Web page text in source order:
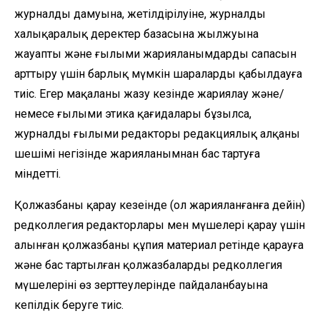
журналдың дамуына, жетілдірілуіне, журналдың
халықаралық деректер базасына жылжуына
жауапты және ғылыми жарияланымдардың сапасын
арттыру үшін барлық мүмкін шараларды қабылдауға
тиіс. Егер мақаланы жазу кезінде жариялау және/
немесе ғылыми этика қағидалары бұзылса,
журналдың ғылыми редакторы редакциялық алқаның
шешімі негізінде жарияланымнан бас тартуға
міндетті.
Қолжазбаны қарау кезеңінде (ол жарияланғанға дейін)
редколлегия редакторлары мен мүшелері қарау үшін
алынған қолжазбаны құпия материал ретінде қарауға
және бас тартылған қолжазбаларды редколлегия
мүшелерінің өз зерттеулерінде пайдаланбауына
кепілдік беруге тиіс.